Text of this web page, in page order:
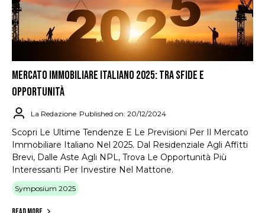
MERCATO IMMOBILIARE ITALIANO 2025: TRA SFIDE E
OPPORTUNITÀ
La Redazione Published on: 20/12/2024
Scopri Le Ultime Tendenze E Le Previsioni Per Il Mercato
Immobiliare Italiano Nel 2025. Dal Residenziale Agli Affitti
Brevi, Dalle Aste Agli NPL, Trova Le Opportunità Più
Interessanti Per Investire Nel Mattone.
Symposium 2025